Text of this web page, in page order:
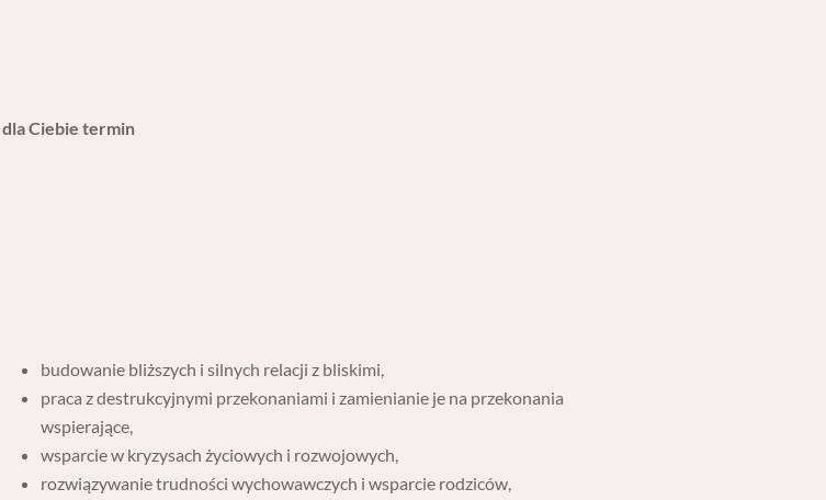
dla Ciebie termin
budowanie bliższych i silnych relacji z bliskimi,
praca z destrukcyjnymi przekonaniami i zamienianie je na przekonania
wspierające,
wsparcie w kryzysach życiowych i rozwojowych,
rozwiązywanie trudności wychowawczych i wsparcie rodziców,